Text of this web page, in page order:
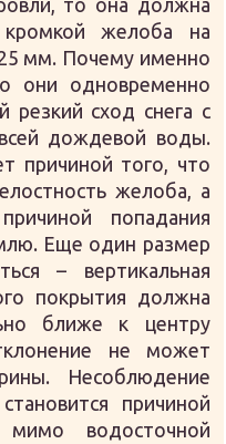
то она должна
желоба на
мм. Почему именно
они одновременно
резкий сход снега с
дождевой воды.
причиной того, что
желоба, а
попадания
Еще один размер
– вертикальная
покрытия должна
ближе к центру
не может
Несоблюдение
причиной
водосточной